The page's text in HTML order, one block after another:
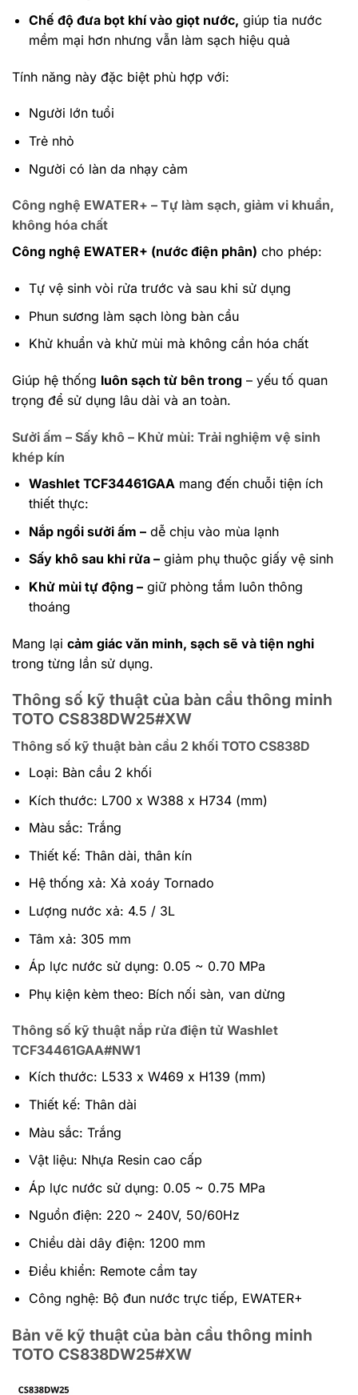
Chế độ đưa bọt khí vào giọt nước, giúp tia nước
mềm mại hơn nhưng vẫn làm sạch hiệu quả
Tính năng này đặc biệt phù hợp với:
Người lớn tuổi
Trẻ nhỏ
Người có làn da nhạy cảm
Công nghệ EWATER+ – Tự làm sạch, giảm vi khuẩn,
không hóa chất
Công nghệ EWATER+ (nước điện phân) cho phép:
Tự vệ sinh vòi rửa trước và sau khi sử dụng
Phun sương làm sạch lòng bàn cầu
Khử khuẩn và khử mùi mà không cần hóa chất
Giúp hệ thống luôn sạch từ bên trong – yếu tố quan
trọng để sử dụng lâu dài và an toàn.
Sưởi ấm – Sấy khô – Khử mùi: Trải nghiệm vệ sinh
khép kín
Washlet TCF34461GAA mang đến chuỗi tiện ích
thiết thực:
Nắp ngồi sưởi ấm –dễ chịu vào mùa lạnh
Sấy khô sau khi rửa –giảm phụ thuộc giấy vệ sinh
Khử mùi tự động –giữ phòng tắm luôn thông
thoáng
Mang lại cảm giác văn minh, sạch sẽ và tiện nghi
trong từng lần sử dụng.
Thông số kỹ thuật của bàn cầu thông minh
TOTO CS838DW25#XW
Thông số kỹ thuật bàn cầu 2 khối TOTO CS838D
Loại: Bàn cầu 2 khối
Kích thước: L700 x W388 x H734 (mm)
Màu sắc: Trắng
Thiết kế: Thân dài, thân kín
Hệ thống xả: Xả xoáy Tornado
Lượng nước xả: 4.5 / 3L
Tâm xả: 305 mm
Áp lực nước sử dụng: 0.05 ~ 0.70 MPa
Phụ kiện kèm theo: Bích nối sàn, van dừng
Thông số kỹ thuật nắp rửa điện tử Washlet
TCF34461GAA#NW1
Kích thước: L533 x W469 x H139 (mm)
Thiết kế: Thân dài
Màu sắc: Trắng
Vật liệu: Nhựa Resin cao cấp
Áp lực nước sử dụng: 0.05 ~ 0.75 MPa
Nguồn điện: 220 ~ 240V, 50/60Hz
Chiều dài dây điện: 1200 mm
Điều khiển: Remote cầm tay
Công nghệ: Bộ đun nước trực tiếp, EWATER+
Bản vẽ kỹ thuật của bàn cầu thông minh
TOTO CS838DW25#XW